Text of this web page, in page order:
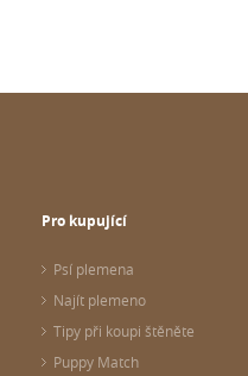
Pro kupující
Psí plemena
Najít plemeno
Tipy při koupi štěněte
Puppy Match